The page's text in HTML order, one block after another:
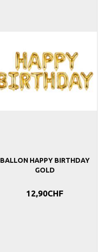
BALLON HAPPY BIRTHDAY
GOLD
12,90CHF